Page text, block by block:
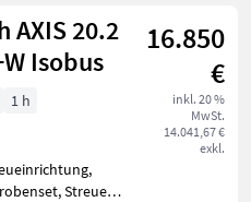
Mechanischer
AXIS 20.2
Isobus
16.850
€
inkl. 20 %
MwSt.
14.041,67 €
exkl.
1 h
Streuer-